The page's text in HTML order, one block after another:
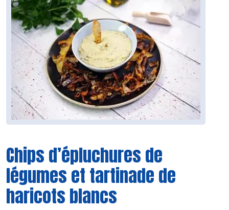
Chips d’épluchures de
légumes et tartinade de
haricots blancs